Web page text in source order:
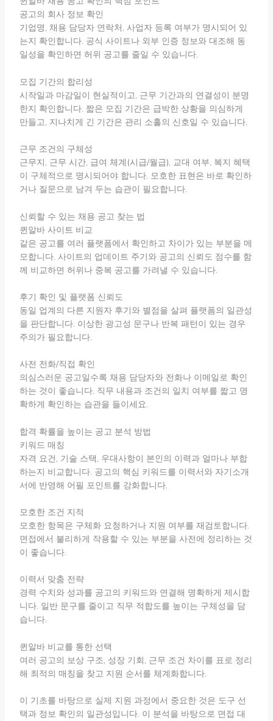
공고의 회사 정보 확인
기업명, 채용 담당자 연락처, 사업자 등록 여부가 명시되어 있
는지 확인합니다. 공식 사이트나 외부 인증 정보와 대조해 동
일성을 확인하면 허위 공고를 줄일 수 있습니다.
모집 기간의 합리성
시작일과 마감일이 현실적이고, 근무 기간과의 연결성이 분명
한지 확인합니다. 짧은 모집 기간은 급박한 상황을 의심하게
만들고, 지나치게 긴 기간은 관리 소홀의 신호일 수 있습니다.
근무 조건의 구체성
근무지, 근무 시간, 급여 체계(시급/월급), 교대 여부, 복지 혜택
이 구체적으로 명시되어야 합니다. 모호한 표현은 바로 확인하
거나 질문으로 남겨 두는 습관이 필요합니다.
신뢰할 수 있는 채용 공고 찾는 법
퀸알바 사이트 비교
같은 공고를 여러 플랫폼에서 확인하고 차이가 있는 부분을 메
모합니다. 사이트의 업데이트 주기와 공고의 신뢰도 점수를 함
께 비교하면 허위나 중복 공고를 가려낼 수 있습니다.
후기 확인 및 플랫폼 신뢰도
동일 업계의 다른 지원자 후기와 별점을 살펴 플랫폼의 일관성
을 판단합니다. 이상한 광고성 문구나 반복 패턴이 있는 경우
주의가 필요합니다.
사전 전화/직접 확인
의심스러운 공고일수록 채용 담당자와 전화나 이메일로 확인
하는 것이 좋습니다. 직무 내용과 조건의 일치 여부를 짧고 명
확하게 확인하는 습관을 들이세요.
합격 확률을 높이는 공고 분석 방법
키워드 매칭
자격 요건, 기술 스택, 우대사항이 본인의 이력과 얼마나 부합
하는지 비교합니다. 공고의 핵심 키워드를 이력서와 자기소개
서에 반영해 어필 포인트를 강화합니다.
모호한 조건 지적
모호한 항목은 구체화 요청하거나 지원 여부를 재검토합니다.
면접에서 불리하게 작용할 수 있는 부분을 사전에 정리하는 것
이 좋습니다.
이력서 맞춤 전략
경력 수치와 성과를 공고의 키워드와 연결해 명확하게 제시합
니다. 일반 문구를 줄이고 직무 적합도를 높이는 구체성을 담
습니다.
퀸알바 비교를 통한 선택
여러 공고의 보상 구조, 성장 기회, 근무 조건 차이를 표로 정리
해 최적의 매칭을 찾고 지원 순서를 체계화합니다.
이 기초를 바탕으로 실제 지원 과정에서 중요한 것은 도구 선
택과 정보 확인의 일관성입니다. 이 분석을 바탕으로 면접 대